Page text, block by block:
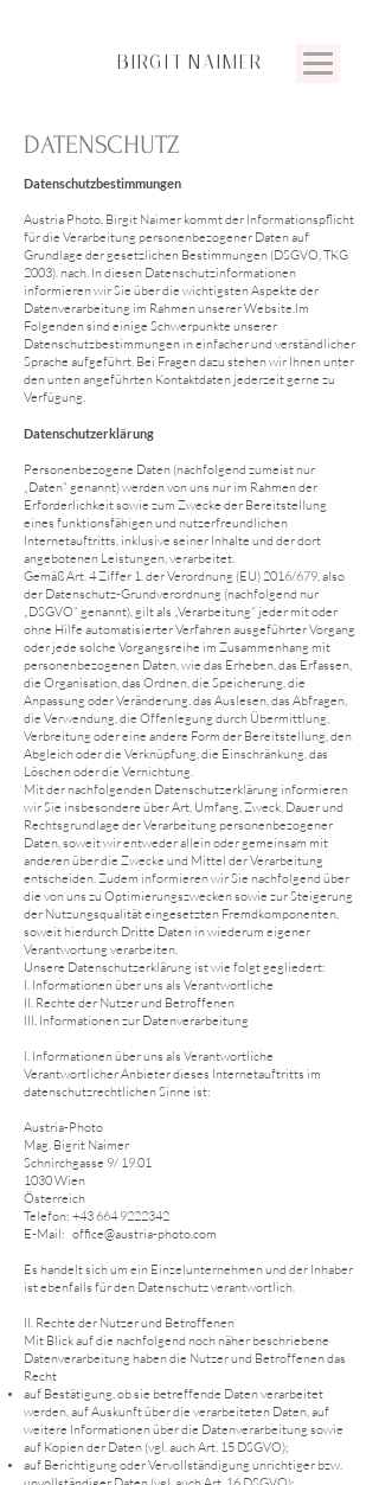
BIRGIT NAIMER
DATENSCHUTZ
Datenschutzbestimmungen
Austria Photo, Birgit Naimer kommt der Informationspflicht
für die Verarbeitung personenbezogener Daten auf
Grundlage der gesetzlichen Bestimmungen (DSGVO, TKG
2003). nach. In diesen Datenschutzinformationen
informieren wir Sie über die wichtigsten Aspekte der
Datenverarbeitung im Rahmen unserer Website.Im
Folgenden sind einige Schwerpunkte unserer
Datenschutzbestimmungen in einfacher und verständlicher
Sprache aufgeführt. Bei Fragen dazu stehen wir Ihnen unter
den unten angeführten Kontaktdaten jederzeit gerne zu
Verfügung.
Datenschutzerklärung
Personenbezogene Daten (nachfolgend zumeist nur
„Daten“ genannt) werden von uns nur im Rahmen der
Erforderlichkeit sowie zum Zwecke der Bereitstellung
eines funktionsfähigen und nutzerfreundlichen
Internetauftritts, inklusive seiner Inhalte und der dort
angebotenen Leistungen, verarbeitet.
Gemäß Art. 4 Ziffer 1. der Verordnung (EU) 2016/679, also
der Datenschutz-Grundverordnung (nachfolgend nur
„DSGVO“ genannt), gilt als „Verarbeitung“ jeder mit oder
ohne Hilfe automatisierter Verfahren ausgeführter Vorgang
oder jede solche Vorgangsreihe im Zusammenhang mit
personenbezogenen Daten, wie das Erheben, das Erfassen,
die Organisation, das Ordnen, die Speicherung, die
Anpassung oder Veränderung, das Auslesen, das Abfragen,
die Verwendung, die Offenlegung durch Übermittlung,
Verbreitung oder eine andere Form der Bereitstellung, den
Abgleich oder die Verknüpfung, die Einschränkung, das
Löschen oder die Vernichtung.
Mit der nachfolgenden Datenschutzerklärung informieren
wir Sie insbesondere über Art, Umfang, Zweck, Dauer und
Rechtsgrundlage der Verarbeitung personenbezogener
Daten, soweit wir entweder allein oder gemeinsam mit
anderen über die Zwecke und Mittel der Verarbeitung
entscheiden. Zudem informieren wir Sie nachfolgend über
die von uns zu Optimierungszwecken sowie zur Steigerung
der Nutzungsqualität eingesetzten Fremdkomponenten,
soweit hierdurch Dritte Daten in wiederum eigener
Verantwortung verarbeiten.
Unsere Datenschutzerklärung ist wie folgt gegliedert:
I. Informationen über uns als Verantwortliche
II. Rechte der Nutzer und Betroffenen
III. Informationen zur Datenverarbeitung
I. Informationen über uns als Verantwortliche
Verantwortlicher Anbieter dieses Internetauftritts im
datenschutzrechtlichen Sinne ist:
Austria-Photo
Mag. Bigrit Naimer
Schnirchgasse 9/ 19.01
1030 Wien
Österreich
Telefon: +43 664 9222342
E-Mail: office@austria-photo.com
Es handelt sich um ein Einzelunternehmen und der Inhaber
ist ebenfalls für den Datenschutz verantwortlich.
II. Rechte der Nutzer und Betroffenen
Mit Blick auf die nachfolgend noch näher beschriebene
Datenverarbeitung haben die Nutzer und Betroffenen das
Recht
auf Bestätigung, ob sie betreffende Daten verarbeitet
werden, auf Auskunft über die verarbeiteten Daten, auf
weitere Informationen über die Datenverarbeitung sowie
auf Kopien der Daten (vgl. auch Art. 15 DSGVO);
auf Berichtigung oder Vervollständigung unrichtiger bzw.